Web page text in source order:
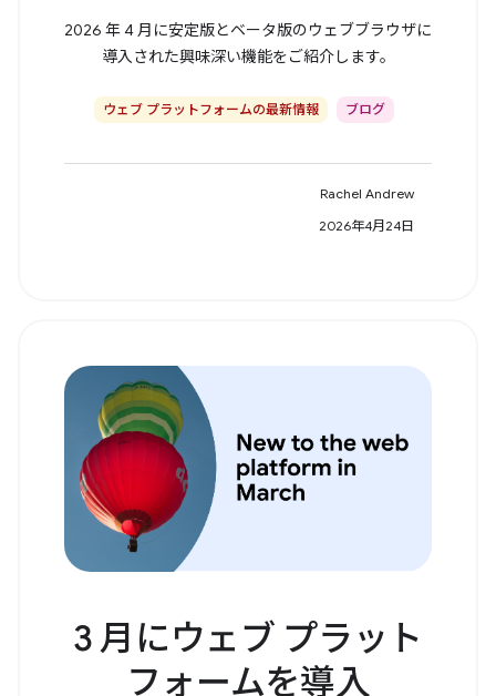
2026 年 4 月に安定版とベータ版のウェブブラウザに
導入された興味深い機能をご紹介します。
ウェブ プラットフォームの最新情報 ブログ
Rachel Andrew
2026年4月24日
3 月にウェブ プラット
フォームを導入